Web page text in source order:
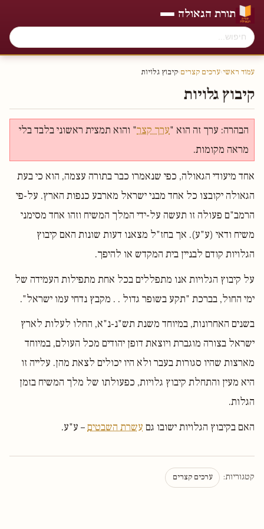
תורת הגאולה
עמוד ראשי›ערכים קצרים›קיבוץ גלויות
קיבוץ גלויות
הבהרה: ערך זה הוא "ערך קצר" והוא תמצית ראשוני בלבד בלי
מראה מקומות.
אחד מיעודי הגאולה, כפי שנאמרו כבר בתורה עצמה, הוא כי בעת
הגאולה יקובצו כל אחד מבני ישראל מארבע כנפות הארץ. על-פי
הרמב"ם פעולה זו תעשה על-ידי המלך המשיח וזהו אחד מסימני
משיח ודאי (ע"ע). אך בחז"ל מצאנו דעות שונות האם קיבוץ
הגלויות קודם לבניין בית המקדש או להיפך.
על קיבוץ הגלויות אנו מתפללים בכל אחת מתפילות העמידה של
ימי החול, בברכת "תקע בשופר גדול . . מקבץ נדחי עמו ישראל".
בשנים האחרונות, במיוחד משנת תש"נ-נ"א, החלו לעלות לארץ
ישראל בצורה מוגברת ויוצאת דופן יהודים מכל העולם, במיוחד
מארצות שהיו סגורות בעבר ולא היו יכולים לצאת מהן. עלייה זו
היא מעין והתחלת קיבוץ גלויות, כפעולתו של מלך המשיח בזמן
הגלות.
האם בקיבוץ הגלויות ישובו גם עשרת השבטים– ע"ע.
קטגוריות: ערכים קצרים